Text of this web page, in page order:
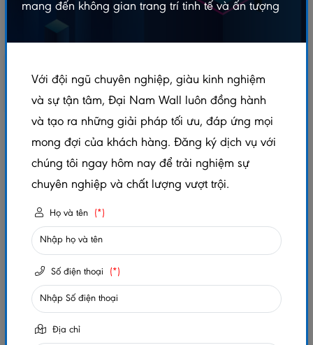
LAM 3 SÓNG ỐP TƯỜNG TEAK - DN3S170X28
5.0/5 (1 đánh giá) | 0 đã bán
Xem thêm thuộc tính sản phẩm
Trạng thái: Còn hàng
Số lần xem: 721
0984032156
mang đến không gian trang trí tinh tế và ấn tượng
Với đội ngũ chuyên nghiệp, giàu kinh nghiệm
và sự tận tâm, Đại Nam Wall luôn đồng hành
và tạo ra những giải pháp tối ưu, đáp ứng mọi
mong đợi của khách hàng. Đăng ký dịch vụ với
chúng tôi ngay hôm nay để trải nghiệm sự
chuyên nghiệp và chất lượng vượt trội.
Họ và tên (*)
Số điện thoại (*)
Địa chỉ